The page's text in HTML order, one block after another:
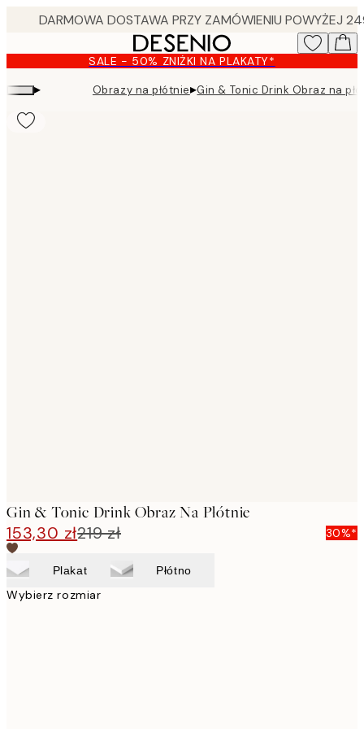
content.
SALE - 50% ZNIŻKI NA PLAKATY*
▸ Obrazy na płótnie▸Gin & Tonic Drink Obraz na
Gin & Tonic Drink Obraz Na Płótnie
153,30 zł219 zł 30%*
Plakat Płótno
Wybierz rozmiar